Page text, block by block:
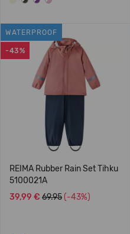
-43%
WATERPROOF
REIMA Rubber Rain Set Tihku
5100021A
39,99 € 69.95 (-43%)